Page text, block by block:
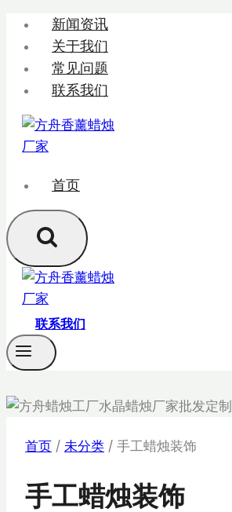
新闻资讯
关于我们
常见问题
联系我们
首页
联系我们
首页 / 未分类 / 手工蜡烛装饰
手工蜡烛装饰